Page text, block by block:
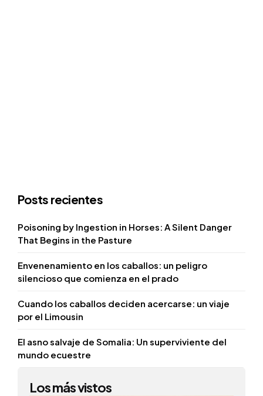
Posts recientes
Poisoning by Ingestion in Horses: A Silent Danger
That Begins in the Pasture
Envenenamiento en los caballos: un peligro
silencioso que comienza en el prado
Cuando los caballos deciden acercarse: un viaje
por el Limousin
El asno salvaje de Somalia: Un superviviente del
mundo ecuestre
Los más vistos